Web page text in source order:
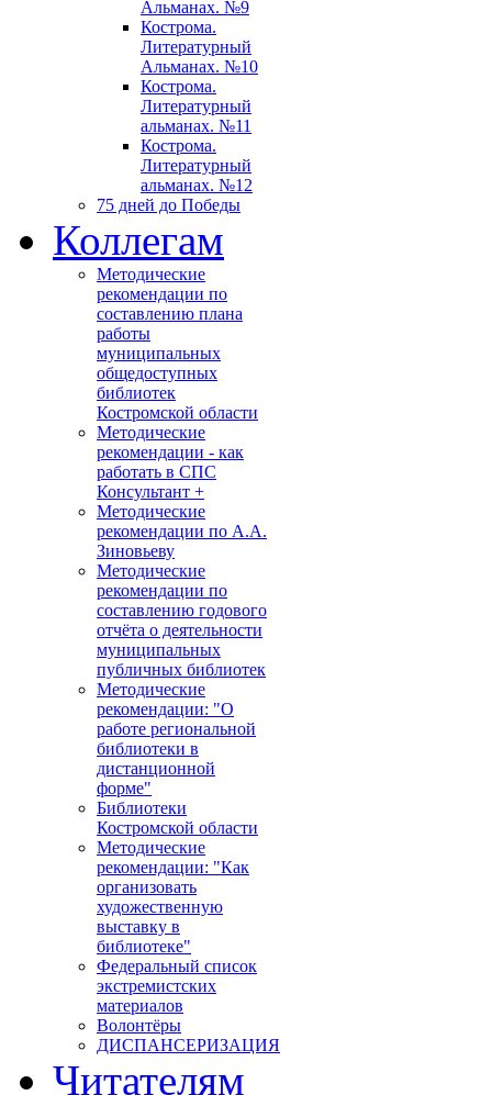
Альманах. №9
Кострома.
Литературный
Альманах. №10
Кострома.
Литературный
альманах. №11
Кострома.
Литературный
альманах. №12
75 дней до Победы
Коллегам
Методические
рекомендации по
составлению плана
работы
муниципальных
общедоступных
библиотек
Костромской области
Методические
рекомендации - как
работать в СПС
Консультант +
Методические
рекомендации по А.А.
Зиновьеву
Методические
рекомендации по
составлению годового
отчёта о деятельности
муниципальных
публичных библиотек
Методические
рекомендации: "О
работе региональной
библиотеки в
дистанционной
форме"
Библиотеки
Костромской области
Методические
рекомендации: "Как
организовать
художественную
выставку в
библиотеке"
Федеральный список
экстремистских
материалов
Волонтёры
ДИСПАНСЕРИЗАЦИЯ
Читателям